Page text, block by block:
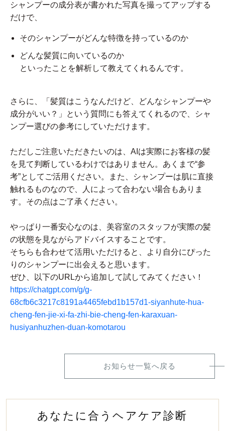
シャンプーの成分表が書かれた写真を撮ってアップする
だけで、
そのシャンプーがどんな特徴を持っているのか
どんな髪質に向いているのか
といったことを解析して教えてくれるんです。
さらに、「髪質はこうなんだけど、どんなシャンプーや
成分がいい？」という質問にも答えてくれるので、シャ
ンプー選びの参考にしていただけます。
ただしご注意いただきたいのは、AIは実際にお客様の髪
を見て判断しているわけではありません。あくまで“参
考”としてご活用ください。また、シャンプーは肌に直接
触れるものなので、人によって合わない場合もありま
す。その点はご了承ください。
やっぱり一番安心なのは、美容室のスタッフが実際の髪
の状態を見ながらアドバイスすることです。
そちらも合わせて活用いただけると、より自分にぴった
りのシャンプーに出会えると思います。
ぜひ、以下のURLから追加して試してみてください！
https://chatgpt.com/g/g-
68cfb6c3217c8191a4465febd1b157d1-siyanhute-hua-
cheng-fen-jie-xi-fa-zhi-bie-cheng-fen-karaxuan-
husiyanhuzhen-duan-komotarou
お知らせ一覧へ戻る
あなたに合うヘアケア診断